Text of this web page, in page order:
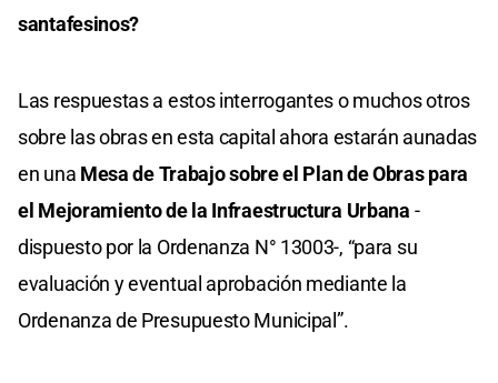
santafesinos?
Las respuestas a estos interrogantes o muchos otros
sobre las obras en esta capital ahora estarán aunadas
en una Mesa de Trabajo sobre el Plan de Obras para
el Mejoramiento de la Infraestructura Urbana -
dispuesto por la Ordenanza N° 13003-, “para su
evaluación y eventual aprobación mediante la
Ordenanza de Presupuesto Municipal”.